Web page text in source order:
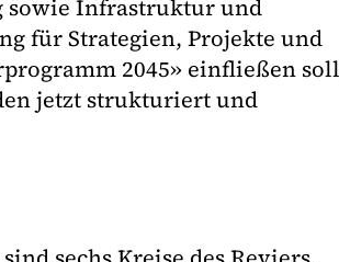
sowie Infrastruktur und
für Strategien, Projekte und
2045» einfließen
jetzt strukturiert und